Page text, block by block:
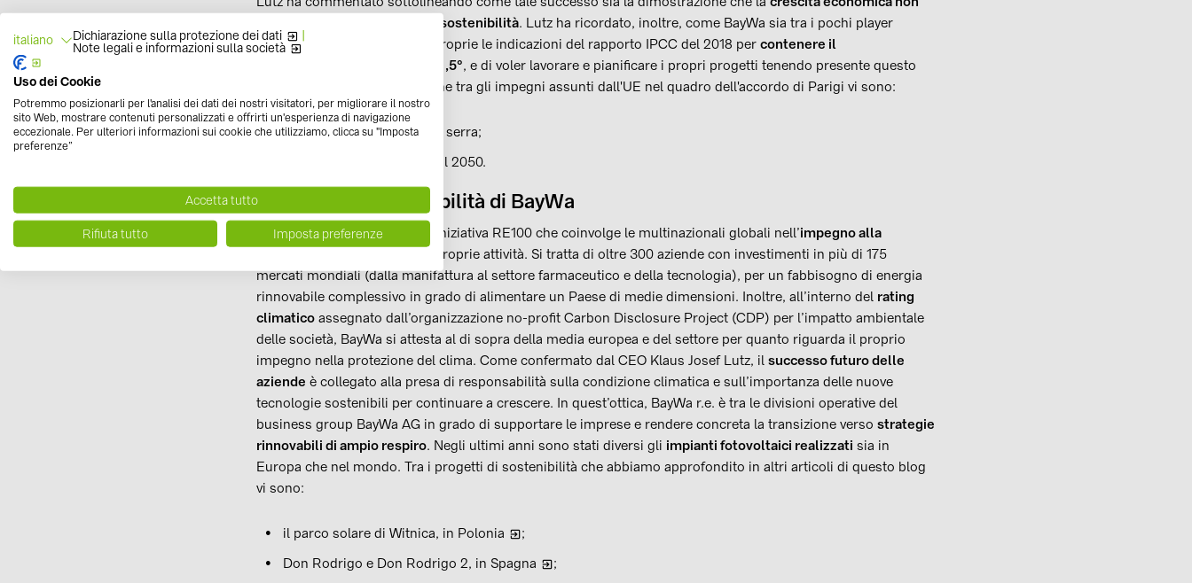
vada in contraddizione con la sostenibilità. Lutz ha ricordato, inoltre, come BayWa sia tra i pochi player
mondiali finora ad aver fatto proprie le indicazioni del rapporto IPCC del 2018 per contenere il
surriscaldamento globale a +1,5°, e di voler lavorare e pianificare i propri progetti tenendo presente questo
target. Va ricordato, inoltre, che tra gli impegni assunti dall'UE nel quadro dell'accordo di Parigi vi sono:
riduzione del 40% dei gas serra;
neutralità climatica entro il 2050.
I progetti di sostenibilità di BayWa
Nel 2019 BayWa si è unita all’iniziativa RE100 che coinvolge le multinazionali globali nell’impegno alla
delle proprie attività. Si tratta di oltre 300 aziende con investimenti in più di 175
mercati mondiali (dalla manifattura al settore farmaceutico e della tecnologia), per un fabbisogno di energia
rinnovabile complessivo in grado di alimentare un Paese di medie dimensioni. Inoltre, all’interno del rating
climaticoassegnato dall’organizzazione no-profit Carbon Disclosure Project (CDP) per l’impatto ambientale
delle società, BayWa si attesta al di sopra della media europea e del settore per quanto riguarda il proprio
impegno nella protezione del clima. Come confermato dal CEO Klaus Josef Lutz, il successo futuro delle
aziende è collegato alla presa di responsabilità sulla condizione climatica e sull’importanza delle nuove
tecnologie sostenibili per continuare a crescere. In quest’ottica, BayWa r.e. è tra le divisioni operative del
business group BayWa AG in grado di supportare le imprese e rendere concreta la transizione verso strategie
rinnovabili di ampio respiro. Negli ultimi anni sono stati diversi gli impianti fotovoltaici realizzati sia in
Europa che nel mondo. Tra i progetti di sostenibilità che abbiamo approfondito in altri articoli di questo blog
vi sono:
il parco solare di Witnica, in Polonia
;
Don Rodrigo e Don Rodrigo 2, in Spagna
;
italiano Dichiarazione sulla protezione dei dati |
Note legali e informazioni sulla società
Uso dei Cookie
Potremmo posizionarli per l'analisi dei dati dei nostri visitatori, per migliorare il nostro
sito Web, mostrare contenuti personalizzati e offrirti un'esperienza di navigazione
eccezionale. Per ulteriori informazioni sui cookie che utilizziamo, clicca su "Imposta
preferenze”
Accetta tutto
Rifiuta tutto Imposta preferenze